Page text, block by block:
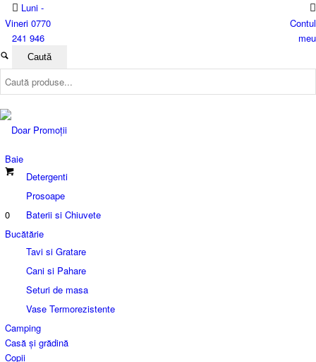
Luni -
Vineri 0770
241 946
Contul
meu
0
Baie
Detergenti
Prosoape
Baterii si Chiuvete
Bucătărie
Tavi si Gratare
Cani si Pahare
Seturi de masa
Vase Termorezistente
Camping
Casă și grădină
Copii